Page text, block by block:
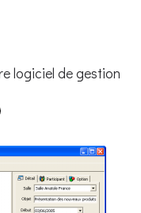
logiciel de gestion